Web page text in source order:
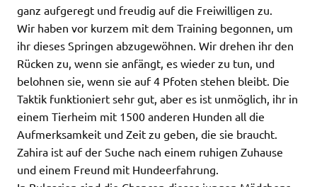
ganz aufgeregt und freudig auf die Freiwilligen zu.
Wir haben vor kurzem mit dem Training begonnen, um
ihr dieses Springen abzugewöhnen. Wir drehen ihr den
Rücken zu, wenn sie anfängt, es wieder zu tun, und
belohnen sie, wenn sie auf 4 Pfoten stehen bleibt. Die
Taktik funktioniert sehr gut, aber es ist unmöglich, ihr in
einem Tierheim mit 1500 anderen Hunden all die
Aufmerksamkeit und Zeit zu geben, die sie braucht.
Zahira ist auf der Suche nach einem ruhigen Zuhause
und einem Freund mit Hundeerfahrung.